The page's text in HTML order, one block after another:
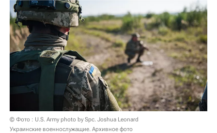
© Фото : U.S. Army photo by Spc. Joshua Leonard
Украинские военнослужащие. Архивное фото